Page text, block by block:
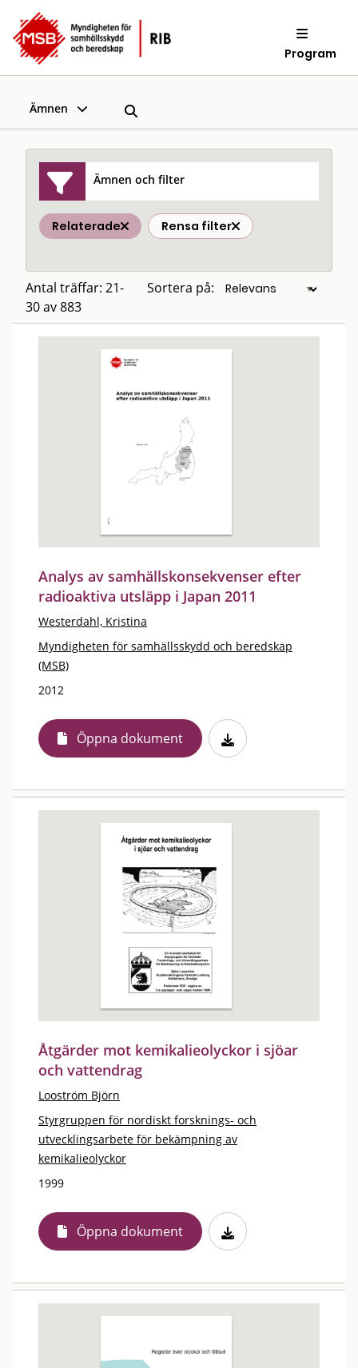
Program
Ämnen
Ämnen och filter
Relaterade Rensa filter
Antal träffar: 21-
30 av 883
Sortera på:
Analys av samhällskonsekvenser efter
radioaktiva utsläpp i Japan 2011
Westerdahl, Kristina
Myndigheten för samhällsskydd och beredskap
(MSB)
2012
Öppna dokument
Åtgärder mot kemikalieolyckor i sjöar
och vattendrag
Looström Björn
Styrgruppen för nordiskt forsknings- och
utvecklingsarbete för bekämpning av
kemikalieolyckor
1999
Öppna dokument